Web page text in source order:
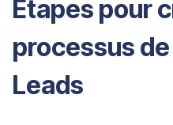
Étapes pour
processus
Leads